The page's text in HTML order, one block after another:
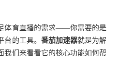
体育直播的需求——你需要的是
的工具。 番茄加速器就是为解
我们来看看它的核心功能如何帮